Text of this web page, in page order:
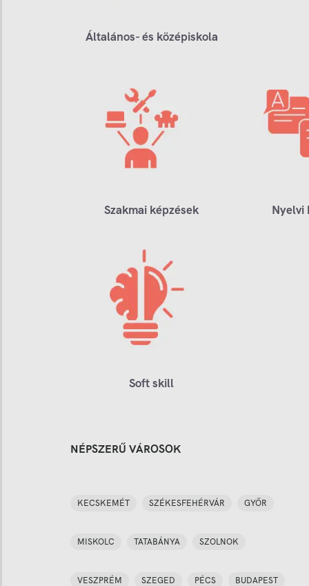
Általános- és középiskola
Szakmai képzések Nyelvi
Soft skill
NÉPSZERŰ VÁROSOK
KECSKEMÉT SZÉKESFEHÉRVÁR GYŐR
MISKOLC TATABÁNYA SZOLNOK
VESZPRÉM SZEGED PÉCS BUDAPEST